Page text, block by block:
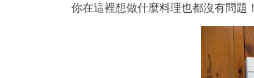
你在這裡想做什麼料理也都沒有問題！